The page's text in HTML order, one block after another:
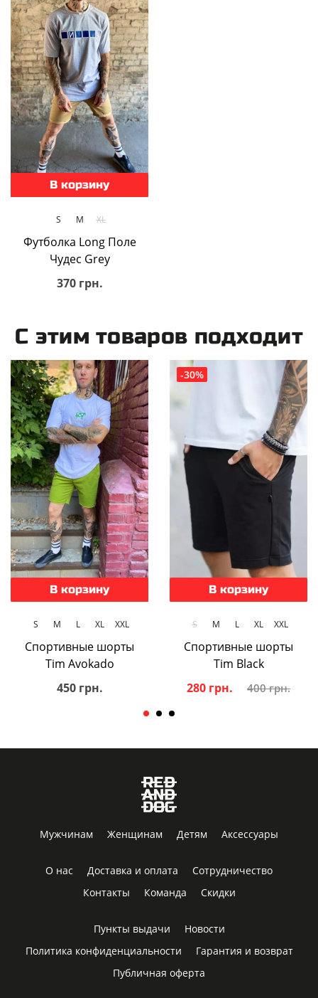
В корзину
S M XL
Футболка Long Поле
Чудес Grey
370 грн.
С этим товаров подходит
В корзину
S M L XL XXL
Спортивные шорты
Tim Avokado
450 грн.
-30%
В корзину
S M L XL XXL
Спортивные шорты
Tim Black
280 грн.
400 грн.
Мужчинам Женщинам Детям Аксессуары
О нас Доставка и оплата
Сотрудничество
Контакты
Команда Скидки
Пункты выдачи
Новости
Политика конфиденциальности
Гарантия и возврат
Публичная оферта